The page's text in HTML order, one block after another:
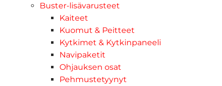
Buster-lisävarusteet
Kaiteet
Kuomut & Peitteet
Kytkimet & Kytkinpaneeli
Navipaketit
Ohjauksen osat
Pehmustetyynyt